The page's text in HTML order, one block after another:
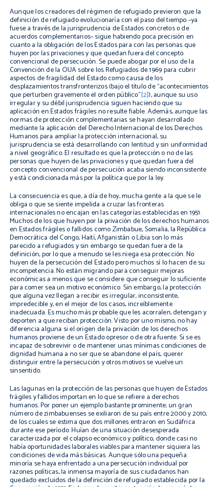
Aunque los creadores del régimen de refugiado previeron que la
definición de refugiado evolucionaría con el paso del tiempo –ya
fuese a través de la jurisprudencia de Estados concretos o de
acuerdos complementarios– sigue habiendo poca precisión en
cuanto a la obligación de los Estados para con las personas que
huyen por las privaciones y que quedan fuera del concepto
convencional de persecución. Se puede abogar por el uso de la
Convención de la OUA sobre los Refugiados de 1969 para cubrir
aspectos de fragilidad del Estado como causa de los
desplazamientos transfronterizos (bajo el título de “acontecimientos
que perturben gravemente el orden público”[2]), aunque su uso
irregular y su débil jurisprudencia siguen haciendo que su
aplicación en Estados frágiles no resulte fiable. Además, aunque las
normas de protección complementarias se hayan desarrollado
mediante la aplicación del Derecho Internacional de los Derechos
Humanos para ampliar la protección internacional, su
jurisprudencia se está desarrollando con lentitud y sin uniformidad
a nivel geográfico. El resultado es que la protección o no de las
personas que huyen de las privaciones y que quedan fuera del
concepto convencional de persecución acaba siendo inconsistente
y está condicionada más por la política que por la ley.
La consecuencia es que, a día de hoy, mucha gente a la que se le
obliga o que se siente impelida a cruzar las fronteras
internacionales no encajan en las categorías establecidas en 1951.
Muchos de los que huyen por la privación de los derechos humanos
en Estados frágiles o fallidos como Zimbabue, Somalia, la República
Democrática del Congo, Haití, Afganistán o Libia son lo más
parecido a refugiados y sin embargo se quedan fuera de la
definición, por lo que a menudo se les niega esa protección. No
huyen de la persecución del Estado pero muchos sí lo hacen de su
incompetencia. No están migrando para conseguir mejoras
económicas a menos que se considere que conseguir lo suficiente
para comer sea un motivo económico. Sin embargo, la protección
que alguna vez llegan a recibir es irregular, inconsistente,
impredecible y, en el mejor de los casos, increíblemente
inadecuada. Es mucho más probable que les acorralen, detengan y
deporten a que reciban protección. Visto por uno mismo, no hay
diferencia alguna si el origen de la privación de los derechos
humanos proviene de un Estado opresor o de otra fuente. Si se es
incapaz de sobrevivir o de mantener unas mínimas condiciones de
dignidad humana a no ser que se abandone el país, querer
distinguir entre la persecución y otros motivos se vuelve un
sinsentido.
Las lagunas en la protección de las personas que huyen de Estados
frágiles y fallidos importan en lo que se refiere a derechos
humanos. Por poner un ejemplo bastante prominente; un gran
número de zimbabuenses se exiliaron de su país entre 2000 y 2010,
de los cuales se estima que dos millones entraron en Sudáfrica
durante ese período. Huían de una situación desesperada
caracterizada por el colapso económico y político, donde casi no
había oportunidades laborales viables para mantener siquiera las
condiciones de vida más básicas. Aunque sólo una pequeña
minoría se haya enfrentado a una persecución individual por
razones políticas, la inmensa mayoría de sus ciudadanos han
quedado excluidos de la definición de refugiado establecida por la